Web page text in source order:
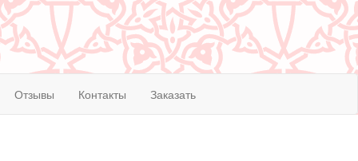
Отзывы Контакты Заказать